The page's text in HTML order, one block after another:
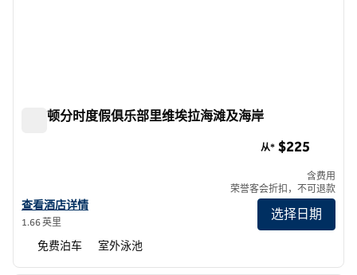
希尔顿分时度假俱乐部里维埃拉海滩及海岸
查看希尔顿分时度假俱乐部 Riviera Beach & Shores 的酒店详情
查看酒店详情
1.66 英里
从* $225
含费用
荣誉客会折扣，不可退款
选择日期
免费泊车 室外泳池